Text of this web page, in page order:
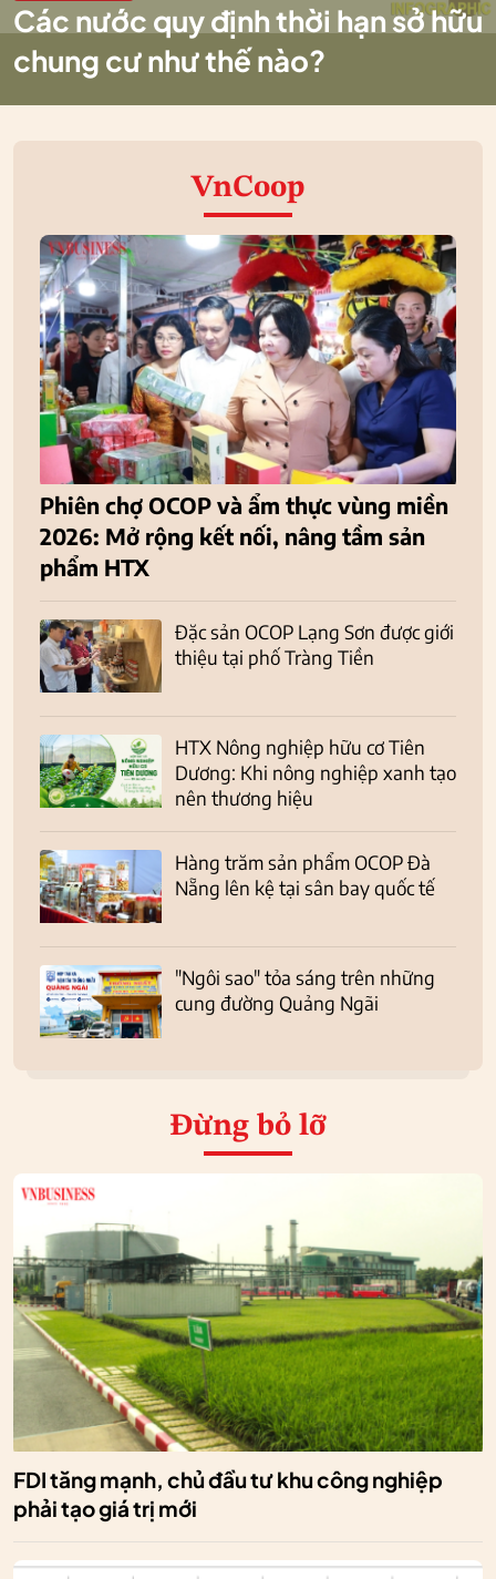
Các nước quy định thời hạn sở hữu
chung cư như thế nào?
VnCoop
Phiên chợ OCOP và ẩm thực vùng miền
2026: Mở rộng kết nối, nâng tầm sản
phẩm HTX
Đặc sản OCOP Lạng Sơn được giới
thiệu tại phố Tràng Tiền
HTX Nông nghiệp hữu cơ Tiên
Dương: Khi nông nghiệp xanh tạo
nên thương hiệu
Hàng trăm sản phẩm OCOP Đà
Nẵng lên kệ tại sân bay quốc tế
"Ngôi sao" tỏa sáng trên những
cung đường Quảng Ngãi
Đừng bỏ lỡ
FDI tăng mạnh, chủ đầu tư khu công nghiệp
phải tạo giá trị mới